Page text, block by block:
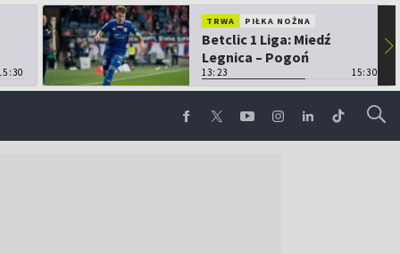
TRWA PIŁKA NOŻNA
Betclic 1 Liga: Miedź
Legnica – Pogoń
Grodzisk Mazowiecki
13:23 15:30
▶